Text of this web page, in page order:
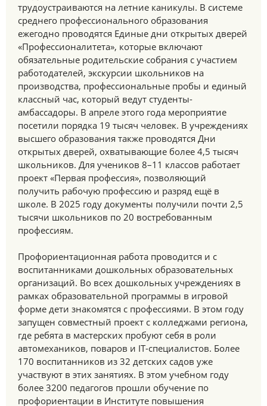
трудоустраиваются на летние каникулы. В системе
среднего профессионального образования
ежегодно проводятся Единые дни открытых дверей
«Профессионалитета», которые включают
обязательные родительские собрания с участием
работодателей, экскурсии школьников на
производства, профессиональные пробы и единый
классный час, который ведут студенты-
амбассадоры. В апреле этого года мероприятие
посетили порядка 19 тысяч человек. В учреждениях
высшего образования также проводятся Дни
открытых дверей, охватывающие более 4,5 тысяч
школьников. Для учеников 8–11 классов работает
проект «Первая профессия», позволяющий
получить рабочую профессию и разряд ещё в
школе. В 2025 году документы получили почти 2,5
тысячи школьников по 20 востребованным
профессиям.
Профориентационная работа проводится и с
воспитанниками дошкольных образовательных
организаций. Во всех дошкольных учреждениях в
рамках образовательной программы в игровой
форме дети знакомятся с профессиями. В этом году
запущен совместный проект с колледжами региона,
где ребята в мастерских пробуют себя в роли
автомехаников, поваров и IT-специалистов. Более
170 воспитанников из 32 детских садов уже
участвуют в этих занятиях. В этом учебном году
более 3200 педагогов прошли обучение по
профориентации в Институте повышения